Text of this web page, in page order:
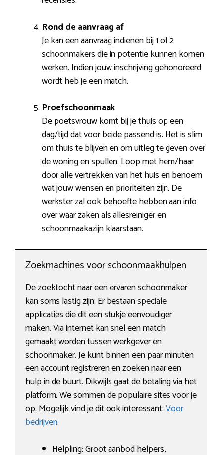
Rond de aanvraag af
Je kan een aanvraag indienen bij 1 of 2
schoonmakers die in potentie kunnen komen
werken. Indien jouw inschrijving gehonoreerd
wordt heb je een match.
Proefschoonmaak
De poetsvrouw komt bij je thuis op een
dag/tijd dat voor beide passend is. Het is slim
om thuis te blijven en om uitleg te geven over
de woning en spullen. Loop met hem/haar
door alle vertrekken van het huis en benoem
wat jouw wensen en prioriteiten zijn. De
werkster zal ook behoefte hebben aan info
over waar zaken als allesreiniger en
schoonmaakazijn klaarstaan.
Zoekmachines voor schoonmaakhulpen
De zoektocht naar een ervaren schoonmaker
kan soms lastig zijn. Er bestaan speciale
applicaties die dit een stukje eenvoudiger
maken. Via internet kan snel een match
gemaakt worden tussen werkgever en
schoonmaker. Je kunt binnen een paar minuten
een account registreren en zoeken naar een
hulp in de buurt. Dikwijls gaat de betaling via het
platform. We sommen de populaire sites voor je
op. Mogelijk vind je dit ook interessant:Voor
bedrijven.
Helpling: Groot aanbod helpers,